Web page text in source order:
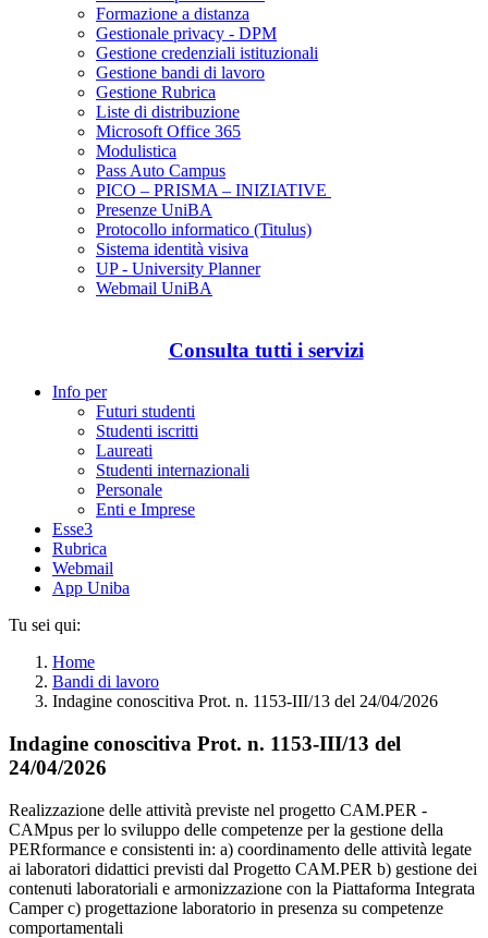
Formazione a distanza
Gestionale privacy - DPM
Gestione credenziali istituzionali
Gestione bandi di lavoro
Gestione Rubrica
Liste di distribuzione
Microsoft Office 365
Modulistica
Pass Auto Campus
PICO – PRISMA – INIZIATIVE
Presenze UniBA
Protocollo informatico (Titulus)
Sistema identità visiva
UP - University Planner
Webmail UniBA
Consulta tutti i servizi
Info per
Futuri studenti
Studenti iscritti
Laureati
Studenti internazionali
Personale
Enti e Imprese
Esse3
Rubrica
Webmail
App Uniba
Tu sei qui:
Home
Bandi di lavoro
Indagine conoscitiva Prot. n. 1153-III/13 del 24/04/2026
Indagine conoscitiva Prot. n. 1153-III/13 del
24/04/2026
Realizzazione delle attività previste nel progetto CAM.PER -
CAMpus per lo sviluppo delle competenze per la gestione della
PERformance e consistenti in: a) coordinamento delle attività legate
ai laboratori didattici previsti dal Progetto CAM.PER b) gestione dei
contenuti laboratoriali e armonizzazione con la Piattaforma Integrata
Camper c) progettazione laboratorio in presenza su competenze
comportamentali